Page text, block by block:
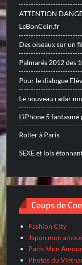
ATTENTION
LeBonCoin.fr
Des oiseaux sur un
Palmarés 2012 des
Pour le dialogue
Le nouveau radar
L’iPhone 5
Roller à Paris
SEXE et lois
Coups de
Fashion City
Japon mon
Paris Mon Amour
Photos du